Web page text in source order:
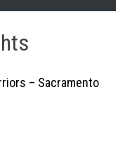
– Sacramento